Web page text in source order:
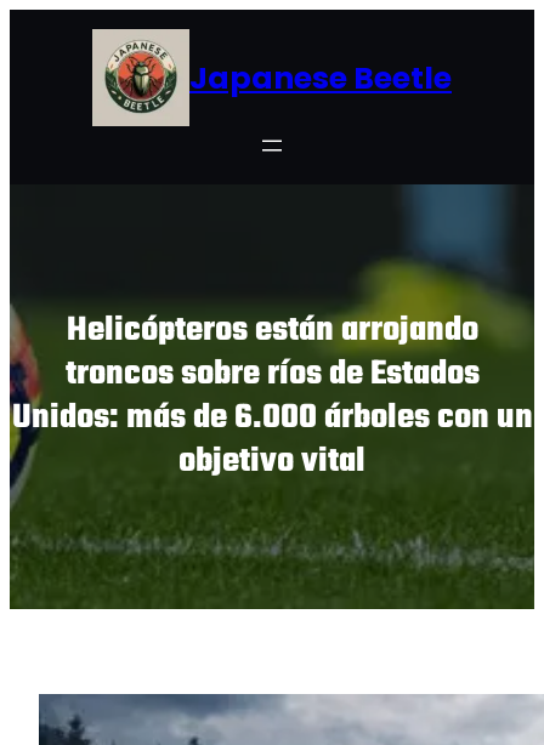
Japanese Beetle
Helicópteros están arrojando
troncos sobre ríos de Estados
Unidos: más de 6.000 árboles con un
objetivo vital